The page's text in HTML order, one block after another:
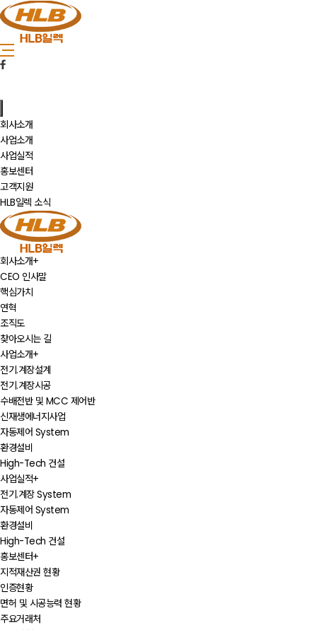
회사소개
사업소개
사업실적
홍보센터
고객지원
HLB일렉 소식
회사소개+
CEO 인사말
핵심가치
연혁
조직도
찾아오시는 길
사업소개+
전기.계장설계
전기.계장시공
수배전반 및 MCC 제어반
신재생에너지사업
자동제어 System
환경설비
High-Tech 건설
사업실적+
전기.계장 System
자동제어 System
환경설비
High-Tech 건설
홍보센터+
지적재산권 현황
인증현황
면허 및 시공능력 현황
주요거래처